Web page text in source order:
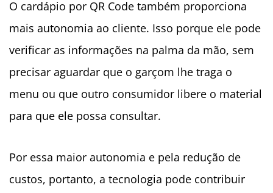
O cardápio por QR Code também proporciona
mais autonomia ao cliente. Isso porque ele pode
verificar as informações na palma da mão, sem
precisar aguardar que o garçom lhe traga o
menu ou que outro consumidor libere o material
para que ele possa consultar.
Por essa maior autonomia e pela redução de
custos, portanto, a tecnologia pode contribuir